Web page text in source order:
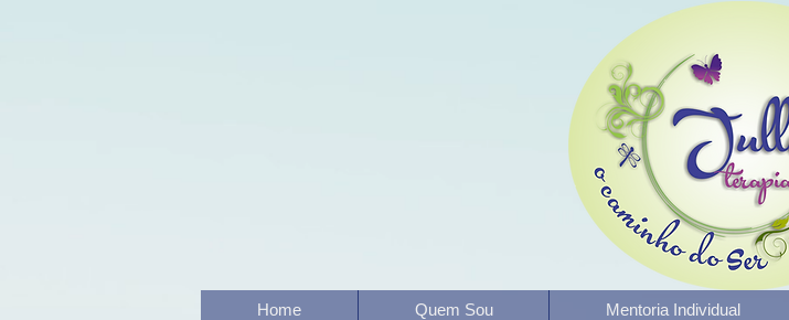
Home Quem Sou Mentoria Individual